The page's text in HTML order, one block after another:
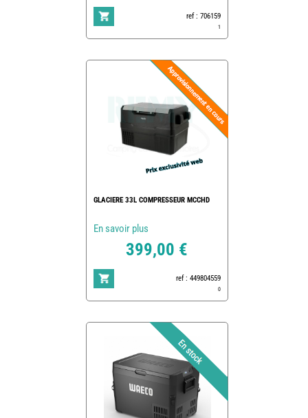
ref : 706159
1
GLACIERE 33L COMPRESSEUR MCCHD
En savoir plus
399,00 €
ref : 449804559
0